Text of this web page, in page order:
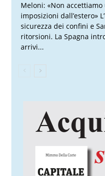
Meloni: «Non
imposizioni dall’estero»
sicurezza dei confini e
ritorsioni. La Spagna
arrivi...